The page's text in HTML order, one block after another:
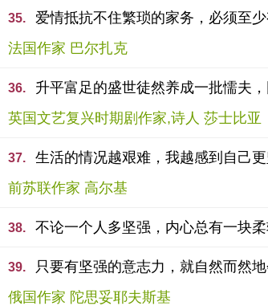
35.
爱情抵抗不住繁琐的家务，必须至少
法国作家 巴尔扎克
36.
升平富足的盛世徒然养成一批懦夫，
英国文艺复兴时期剧作家,诗人 莎士比亚
37.
生活的情况越艰难，我越感到自己更
前苏联作家 高尔基
38. 不论一个人多坚强，内心总有一块柔
39.
只要有坚强的意志力，就自然而然
俄国作家 陀思妥耶夫斯基